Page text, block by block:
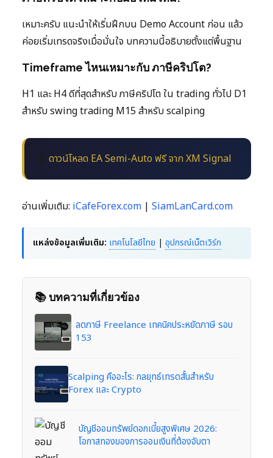
เหมาะครับ แนะนำให้เริ่มฝึกบน Demo Account ก่อน แล้ว
ค่อยเริ่มเทรดจริงเมื่อมั่นใจ บทความนี้อธิบายตั้งแต่พื้นฐาน
Timeframe ไหนเหมาะกับ ภาษีคริปโต?
H1 และ H4 ดีที่สุดสำหรับ ภาษีคริปโต ใน trading ทั่วไป D1
สำหรับ swing trading M15 สำหรับ scalping
ดาวน์โหลด EA Semi-Auto ฟรี จาก XM Signal
อ่านเพิ่มเติม: iCafeForex.com | SiamLanCard.com
แหล่งข้อมูลเพิ่มเติม: เทคโนโลยีไทย | อุปกรณ์เน็ตเวิร์ก
📚 บทความที่เกี่ยวข้อง
ลดภาษี Freelance เทคนิคประหยัดภาษี รอบ
153
Scalping คืออะไร: กลยุทธ์เทรดสั้นสำหรับ
Forex และ Crypto
บัญชีออมทรัพย์ดอกเบี้ยสูงพิเศษ 2026:
โอกาสทองของการออมเงินที่ต้องจับตา